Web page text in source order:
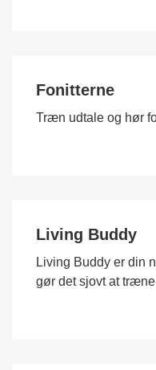
Fonitterne
Træn udtale og hør
Living Buddy
Living Buddy er din
gør det sjovt at